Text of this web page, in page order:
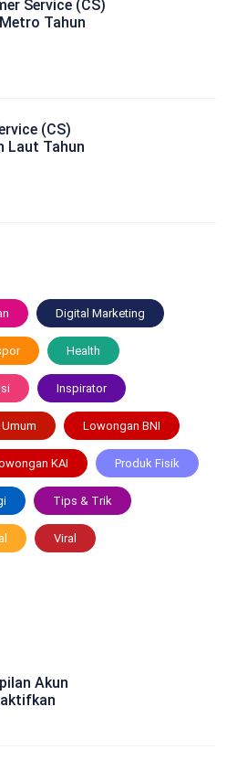
Service (CS)
Tahun
(CS)
Laut Tahun
Digital Marketing
Health
Inspirator
Lowongan BNI
KAI Produk Fisik
Tips & Trik
Viral
Akun